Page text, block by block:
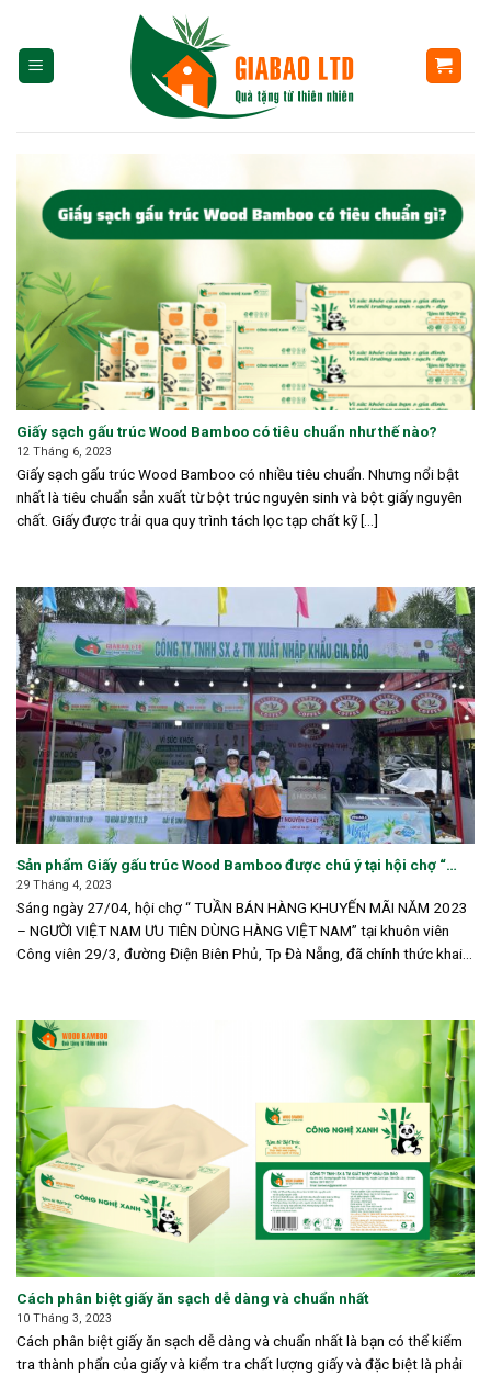
content
Giấy sạch gấu trúc Wood Bamboo có tiêu chuẩn như thế nào?
12 Tháng 6, 2023
Giấy sạch gấu trúc Wood Bamboo có nhiều tiêu chuẩn. Nhưng nổi bật
nhất là tiêu chuẩn sản xuất từ bột trúc nguyên sinh và bột giấy nguyên
chất. Giấy được trải qua quy trình tách lọc tạp chất kỹ [...]
Sản phẩm Giấy gấu trúc Wood Bamboo được chú ý tại hội chợ “
TUẦN BÁN HÀNG KHUYẾN MÃI NĂM 2023 – NGƯỜI VIỆT NAM ƯU
TIÊN DÙNG HÀNG VIỆT NAM”
29 Tháng 4, 2023
Sáng ngày 27/04, hội chợ “ TUẦN BÁN HÀNG KHUYẾN MÃI NĂM 2023
– NGƯỜI VIỆT NAM ƯU TIÊN DÙNG HÀNG VIỆT NAM” tại khuôn viên
Công viên 29/3, đường Điện Biên Phủ, Tp Đà Nẵng, đã chính thức khai
Cách phân biệt giấy ăn sạch dễ dàng và chuẩn nhất
10 Tháng 3, 2023
Cách phân biệt giấy ăn sạch dễ dàng và chuẩn nhất là bạn có thể kiểm
tra thành phẩn của giấy và kiểm tra chất lượng giấy và đặc biệt là phải